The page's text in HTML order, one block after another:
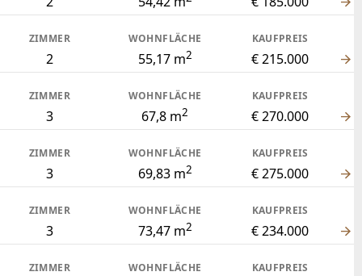
ZIMMER
2
WOHNFLÄCHE
55,17 m2
KAUFPREIS
€ 215.000
ZIMMER
3
WOHNFLÄCHE
67,8 m2
KAUFPREIS
€ 270.000
ZIMMER
3
WOHNFLÄCHE
69,83 m2
KAUFPREIS
€ 275.000
ZIMMER
3
WOHNFLÄCHE
73,47 m2
KAUFPREIS
€ 234.000
ZIMMER WOHNFLÄCHE KAUFPREIS